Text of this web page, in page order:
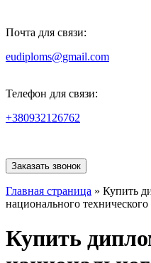
Почта для связи:
eudiploms@gmail.com
Телефон для связи:
+380932126762
Заказать звонок
Главная страница » Купить
национального технического
Купить